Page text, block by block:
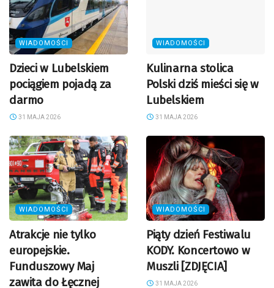
WIADOMOŚCI
Dzieci w Lubelskiem
pociągiem pojadą za
darmo
31 MAJA 2026
WIADOMOŚCI
Kulinarna stolica
Polski dziś mieści się w
Lubelskiem
31 MAJA 2026
WIADOMOŚCI
Atrakcje nie tylko
europejskie.
Funduszowy Maj
zawita do Łęcznej
WIADOMOŚCI
Piąty dzień Festiwalu
KODY. Koncertowo w
Muszli [ZDJĘCIA]
31 MAJA 2026